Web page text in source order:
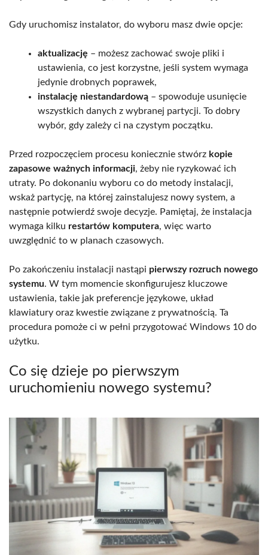
Gdy uruchomisz instalator, do wyboru masz dwie opcje:
aktualizację – możesz zachować swoje pliki i
ustawienia, co jest korzystne, jeśli system wymaga
jedynie drobnych poprawek,
instalację niestandardową – spowoduje usunięcie
wszystkich danych z wybranej partycji. To dobry
wybór, gdy zależy ci na czystym początku.
Przed rozpoczęciem procesu koniecznie stwórz kopie
zapasowe ważnych informacji, żeby nie ryzykować ich
utraty. Po dokonaniu wyboru co do metody instalacji,
wskaż partycję, na której zainstalujesz nowy system, a
następnie potwierdź swoje decyzje. Pamiętaj, że instalacja
wymaga kilku restartów komputera, więc warto
uwzględnić to w planach czasowych.
Po zakończeniu instalacji nastąpi pierwszy rozruch nowego
systemu. W tym momencie skonfigurujesz kluczowe
ustawienia, takie jak preferencje językowe, układ
klawiatury oraz kwestie związane z prywatnością. Ta
procedura pomoże ci w pełni przygotować Windows 10 do
użytku.
Co się dzieje po pierwszym
uruchomieniu nowego systemu?